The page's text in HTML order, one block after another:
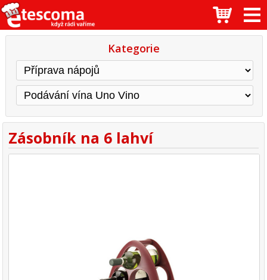
Kategorie
Zásobník na 6 lahví